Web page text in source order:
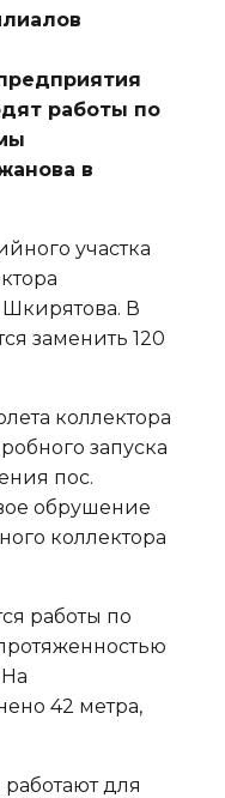
работы по
в
участка
В
заменить 120
коллектора
запуска
пос.
обрушение
коллектора
работы по
42 метра,
для